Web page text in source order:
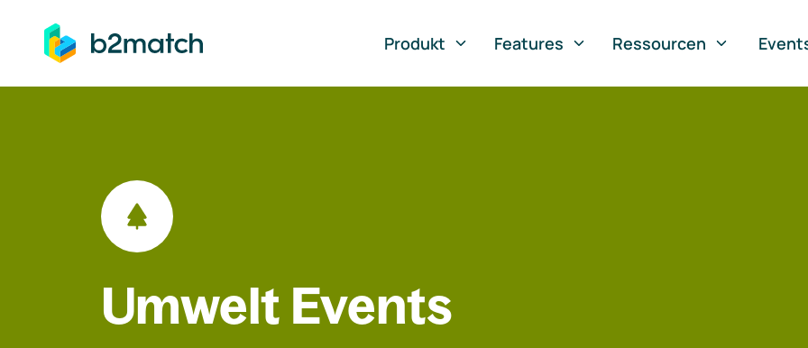
springen
Produkt
Features Ressourcen
Umwelt Events